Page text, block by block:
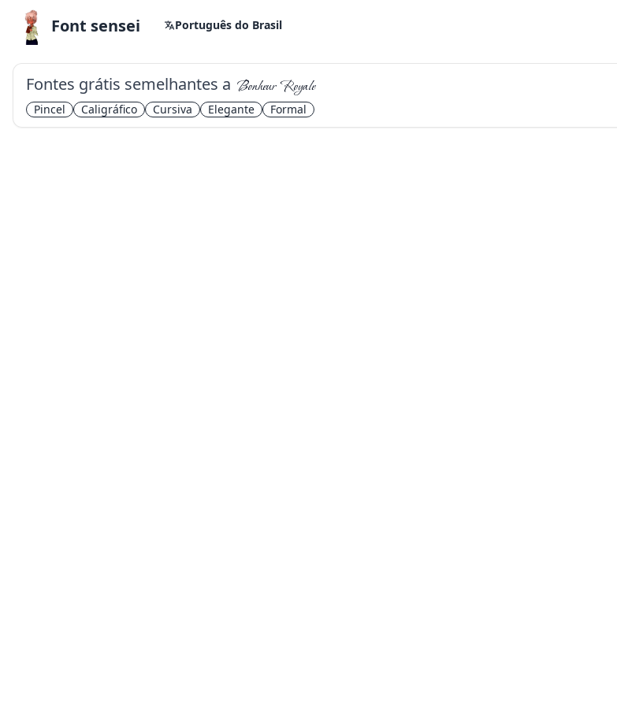
Font sensei Português do Brasil
Fontes grátis semelhantes a Bonheur Royale
Pincel Caligráfico Cursiva Elegante Formal